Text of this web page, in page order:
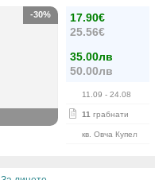
17.90€
25.56€
35.00лв
50.00лв
11.09 - 24.08
11 грабнати
кв. Овча Купел
-30%